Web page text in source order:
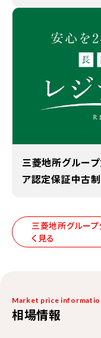
三菱地所グループ
ア認定保証中古制
三菱地所グループ
く見る
Market price
相場情報